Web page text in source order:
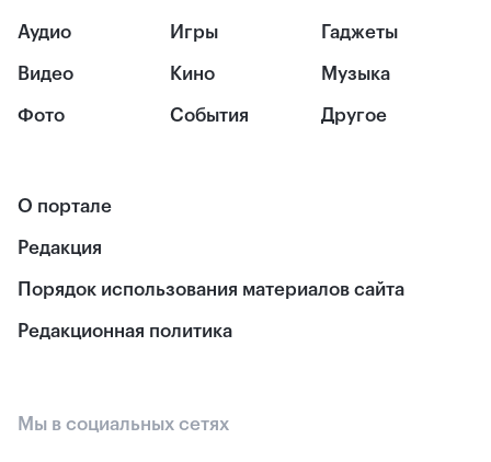
Аудио
Видео
Фото
Игры
Кино
События
Гаджеты
Музыка
Другое
О портале
Редакция
Порядок использования материалов сайта
Редакционная политика
Мы в социальных сетях